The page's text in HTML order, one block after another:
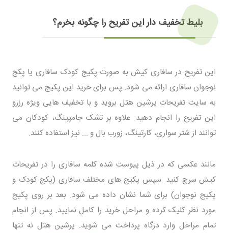
بلیط تخفیف دار این تفریح را چگونه بخرم؟
این تفریح در سافاری کیش به صورت پکیج کودک سافاری یا پکج
نوجوان سافاری ارائه می شود. پس برای خرید این پکیج می توانید
به سایت تفریحات پرشین هتل بروید و با تخفیف هایی ویژه رزرو
این تفریح را انجام دهید. علاوه بر تشک جامپینگ، کودکان می
توانند از شتر سواری، کارتینگ، زورب بال و ... نیز استفاده کنند.
مانند عکسی که در ذیل پیوست شده کلمه سافاری را در تفریحات
کیش سرچ کنید. سپس پکیج های مختلف سافاری (پکج کودک و
پکیج نوجوان) برای شما نشان داده می شود. بعد بر روی پکیج
مورد نظر کلیک کرده و مراحل خرید را کامل نمایید. پس از انجام
تمام مراحل وارد درگاه پرداخت می شوید. پرشین هتل نه تنها